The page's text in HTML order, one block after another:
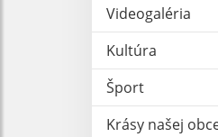
Videogaléria
Kultúra
Šport
Krásy našej